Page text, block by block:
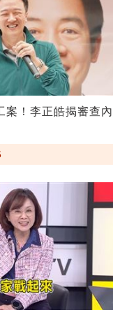
案！李正皓揭審查內